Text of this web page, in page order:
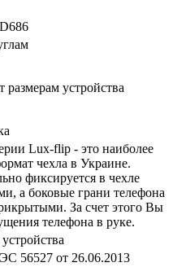
размерам устройства
Lux-flip - это наиболее
чехла в Украине.
фиксируется в чехле
а боковые грани телефона
За счет этого Вы
телефона в руке.
56527 от 26.06.2013